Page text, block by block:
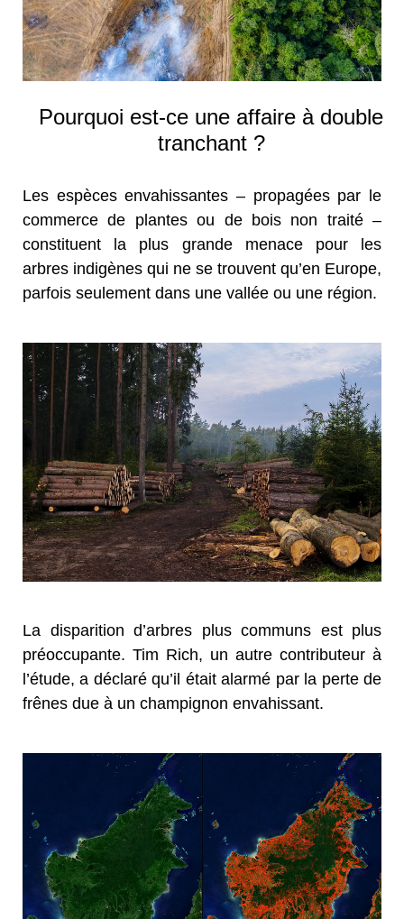
Pourquoi est-ce une affaire à double
tranchant ?
Les espèces envahissantes – propagées par le
commerce de plantes ou de bois non traité –
constituent la plus grande menace pour les
arbres indigènes qui ne se trouvent qu’en Europe,
parfois seulement dans une vallée ou une région.
La disparition d’arbres plus communs est plus
préoccupante. Tim Rich, un autre contributeur à
l’étude, a déclaré qu’il était alarmé par la perte de
frênes due à un champignon envahissant.